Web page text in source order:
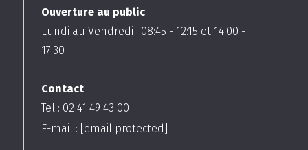
Ouverture au public
Lundi au Vendredi : 08:45 - 12:15 et 14:00 -
17:30
Contact
Tel : 02 41 49 43 00
E-mail : [email protected]